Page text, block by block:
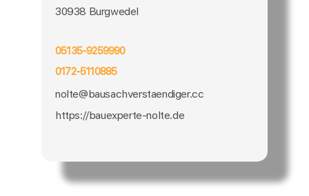
30938 Burgwedel
05135-9259990
0172-5110885
nolte@bausachverstaendiger.cc
https://bauexperte-nolte.de